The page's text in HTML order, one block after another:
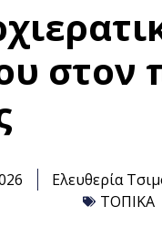
στον
Ελευθερία
ΤΟΠΙΚΑ